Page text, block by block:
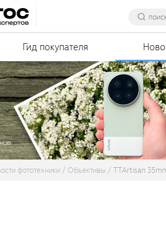
Гид покупателя
фототехники Объективы TTArtisan